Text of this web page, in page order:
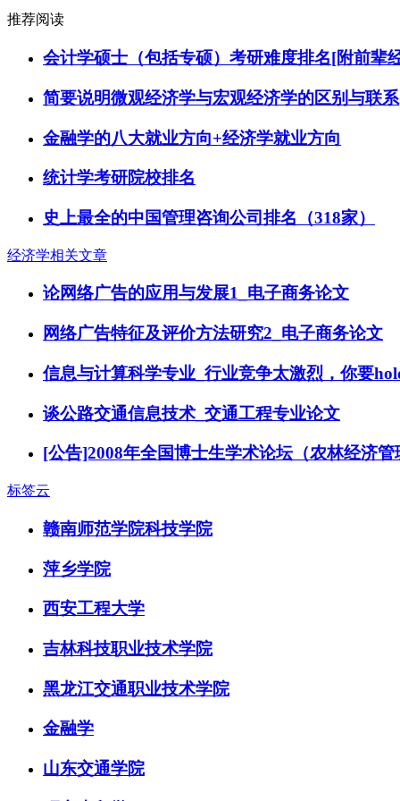
推荐阅读
会计学硕士（包括专硕）考研难度排名[附前辈
简要说明微观经济学与宏观经济学的区别与联系
金融学的八大就业方向+经济学就业方向
统计学考研院校排名
史上最全的中国管理咨询公司排名（318家）
经济学相关文章
论网络广告的应用与发展1_电子商务论文
网络广告特征及评价方法研究2_电子商务论文
信息与计算科学专业_行业竞争太激烈，你要
谈公路交通信息技术_交通工程专业论文
[公告]2008年全国博士生学术论坛（农林经济管
标签云
赣南师范学院科技学院
萍乡学院
西安工程大学
吉林科技职业技术学院
黑龙江交通职业技术学院
金融学
山东交通学院